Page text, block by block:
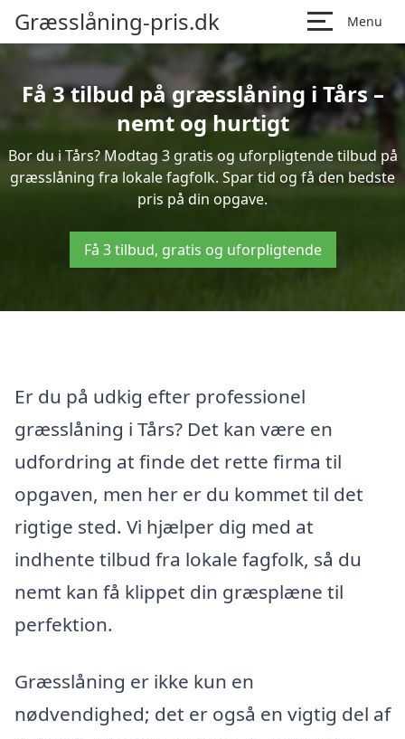
Græsslåning-pris.dk Menu
Få 3 tilbud på græsslåning i Tårs –
nemt og hurtigt
Bor du i Tårs? Modtag 3 gratis og uforpligtende tilbud på
græsslåning fra lokale fagfolk. Spar tid og få den bedste
pris på din opgave.
Få 3 tilbud, gratis og uforpligtende
Er du på udkig efter professionel
græsslåning i Tårs? Det kan være en
udfordring at finde det rette firma til
opgaven, men her er du kommet til det
rigtige sted. Vi hjælper dig med at
indhente tilbud fra lokale fagfolk, så du
nemt kan få klippet din græsplæne til
perfektion.
Græsslåning er ikke kun en
nødvendighed; det er også en vigtig del af